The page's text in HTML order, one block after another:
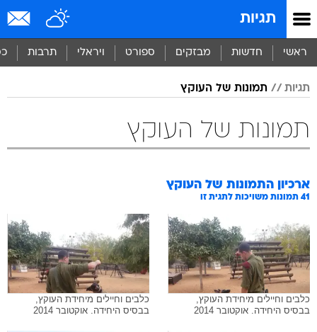
תגיות
ראשי חדשות מבזקים ספורט ויראלי תרבות
תגיות תמונות של העוקץ
תמונות של העוקץ
ארכיון התמונות של העוקץ
41 תמונות משויכות לתגית זו
כלבים וחיילים מיחידת העוקץ,
בבסיס היחידה. אוקטובר 2014
כלבים וחיילים מיחידת העוקץ,
בבסיס היחידה. אוקטובר 2014